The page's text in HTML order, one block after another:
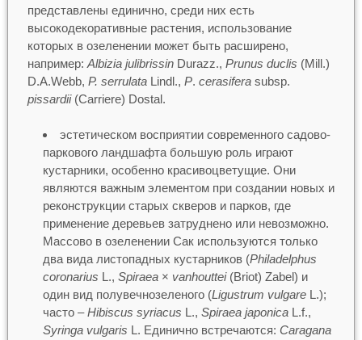
представлены единично, среди них есть
высокодекоративные растения, использование
которых в озеленении может быть расширено,
например: Albizia julibrissinDurazz., Prunus duclis (Mill.)
D.A.Webb, P. serrulataLindl., P. cerasiferasubsp.
pissardii(Carriere) Dostal.
эстетическом восприятии современного садово-
паркового ландшафта большую роль играют
кустарники, особенно красивоцветущие. Они
являются важным элементом при создании новых и
реконструкции старых скверов и парков, где
применение деревьев затруднено или невозможно.
Массово в озеленении Сак используются только
два вида листопадных кустарников (Philadelphus
coronarius L., Spiraea× vanhouttei(Briot) Zabel) и
один вид полувечнозеленого (Ligustrum vulgareL.);
часто –Hibiscus syriacus L., Spiraea japonicaL.f.,
Syringa vulgaris L. Единично встречаются: Caragana